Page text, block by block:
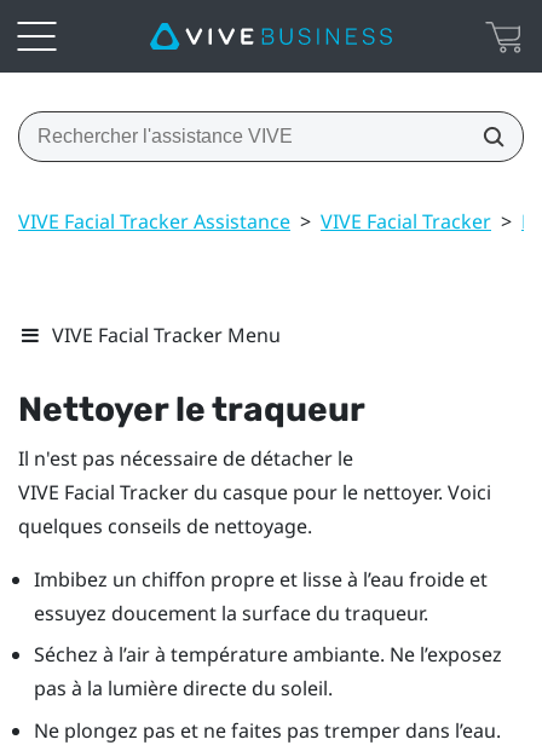
VIVE Facial Tracker Assistance > VIVE Facial Tracker >
VIVE Facial Tracker Menu
Nettoyer le traqueur
Il n'est pas nécessaire de détacher le
VIVE Facial Trackerdu casque pour le nettoyer. Voici
quelques conseils de nettoyage.
Imbibez un chiffon propre et lisse à l’eau froide et
essuyez doucement la surface du traqueur.
Séchez à l’air à température ambiante. Ne l’exposez
pas à la lumière directe du soleil.
Ne plongez pas et ne faites pas tremper dans l’eau.